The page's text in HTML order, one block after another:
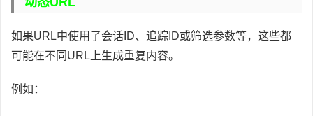
如果URL中使用了会话ID、追踪ID或筛选参数等，这些都
可能在不同URL上生成重复内容。
例如：